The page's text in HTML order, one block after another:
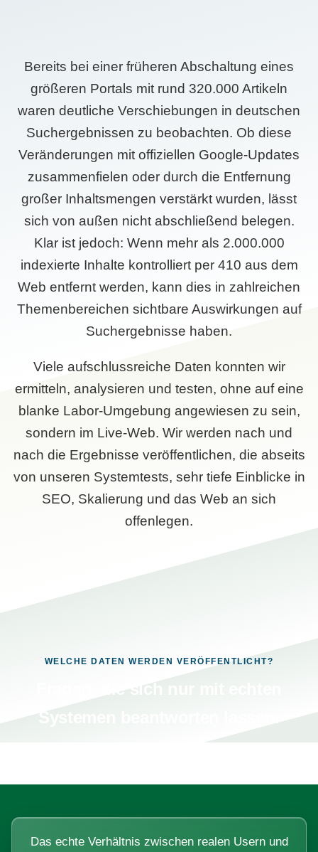
Bereits bei einer früheren Abschaltung eines
größeren Portals mit rund 320.000 Artikeln
waren deutliche Verschiebungen in deutschen
Suchergebnissen zu beobachten. Ob diese
Veränderungen mit offiziellen Google-Updates
zusammenfielen oder durch die Entfernung
großer Inhaltsmengen verstärkt wurden, lässt
sich von außen nicht abschließend belegen.
Klar ist jedoch: Wenn mehr als 2.000.000
indexierte Inhalte kontrolliert per 410 aus dem
Web entfernt werden, kann dies in zahlreichen
Themenbereichen sichtbare Auswirkungen auf
Suchergebnisse haben.
Viele aufschlussreiche Daten konnten wir
ermitteln, analysieren und testen, ohne auf eine
blanke Labor-Umgebung angewiesen zu sein,
sondern im Live-Web. Wir werden nach und
nach die Ergebnisse veröffentlichen, die abseits
von unseren Systemtests, sehr tiefe Einblicke in
SEO, Skalierung und das Web an sich
offenlegen.
WELCHE DATEN WERDEN VERÖFFENTLICHT?
Das echte Verhältnis zwischen realen Usern und